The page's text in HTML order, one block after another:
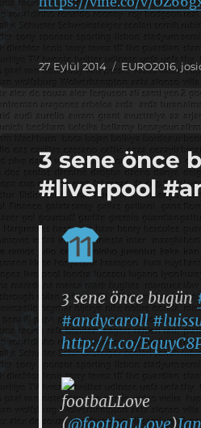
Yayın
tarihi
27 Eylül 2014 Kategoriler
EURO2016,
3 sene önce
#liverpool
3 sene önce bugün
#andycaroll
http://t.co/
footbaLLove
(@footbaLLove)